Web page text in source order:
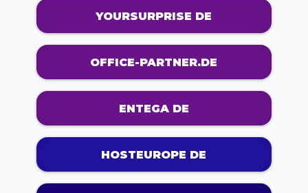
YOURSURPRISE DE
OFFICE-PARTNER.DE
ENTEGA DE
HOSTEUROPE DE